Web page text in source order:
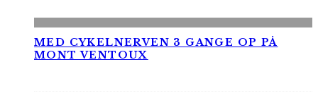
MED CYKELNERVEN 3 GANGE OP PÅ
MONT VENTOUX